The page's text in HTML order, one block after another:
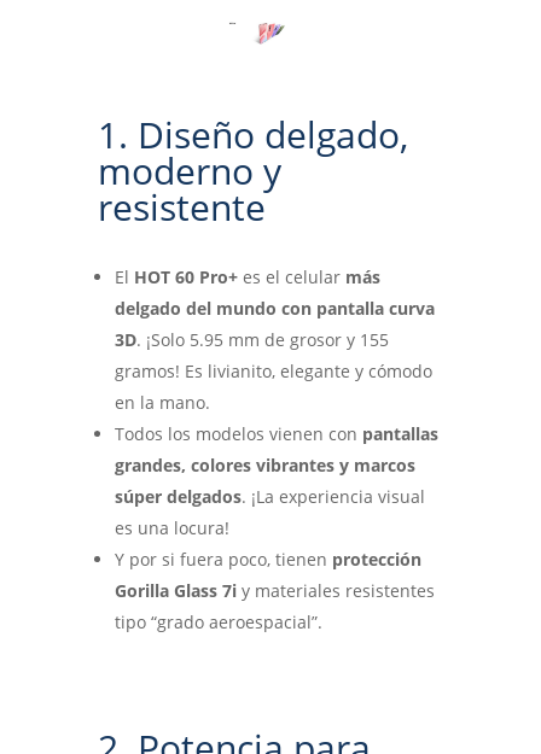
1. Diseño delgado,
moderno y
resistente
El HOT 60 Pro+es el celular más
delgado del mundo con pantalla curva
3D. ¡Solo 5.95 mm de grosor y 155
gramos! Es livianito, elegante y cómodo
en la mano.
Todos los modelos vienen con pantallas
grandes, colores vibrantes y marcos
súper delgados. ¡La experiencia visual
es una locura!
Y por si fuera poco, tienen protección
Gorilla Glass 7iy materiales resistentes
tipo “grado aeroespacial”.